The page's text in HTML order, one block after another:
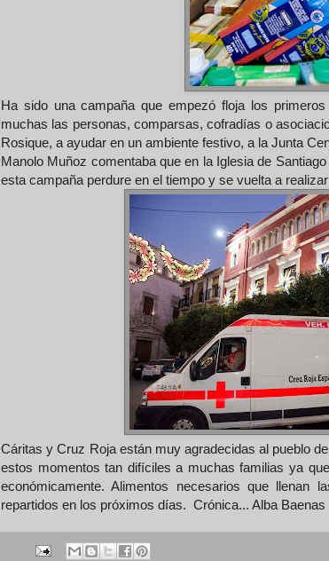
Ha sido una campaña que empezó floja los
muchas las personas, comparsas, cofradías o
Rosique, a ayudar en un ambiente festivo, a la Junta
Manolo Muñoz comentaba que en la Iglesia de
esta campaña perdure en el tiempo y se vuelta a
Cáritas y Cruz Roja están muy agradecidas al pueblo
estos momentos tan difíciles a muchas familias ya
económicamente. Alimentos necesarios que
repartidos en los próximos días. Crónica... Alba Baenas